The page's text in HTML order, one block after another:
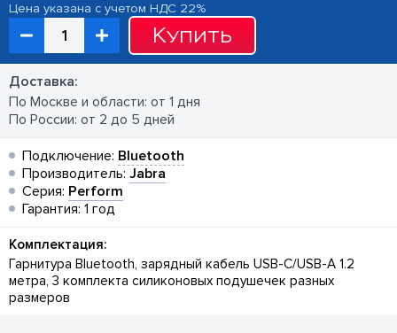
Цена указана с учетом НДС 22%
Купить
Доставка:
По Москве и области: от 1 дня
По России: от 2 до 5 дней
Подключение: Bluetooth
Производитель: Jabra
Серия: Perform
Гарантия: 1 год
Комплектация:
Гарнитура Bluetooth, зарядный кабель USB-C/USB-A 1.2
метра, 3 комплекта силиконовых подушечек разных
размеров